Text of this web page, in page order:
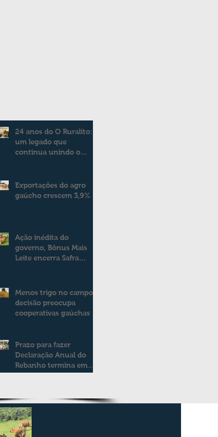
24 anos do O Ruralito:
um legado que
continua unindo o
Exportações do agro
gaúcho crescem 3,9%
Ação inédita do
governo, Bônus Mais
Leite encerra Safra
modelo de apoio aos
produtores de leite
Menos trigo no campo:
decisão preocupa
cooperativas gaúchas
Prazo para fazer
Declaração Anual do
Rebanho termina em
duas semanas